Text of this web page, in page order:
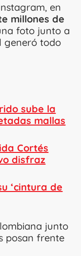
en
millones de
foto junto a
generó todo
sube la
mallas
Cortés
disfraz
‘cintura de
junto
posan frente